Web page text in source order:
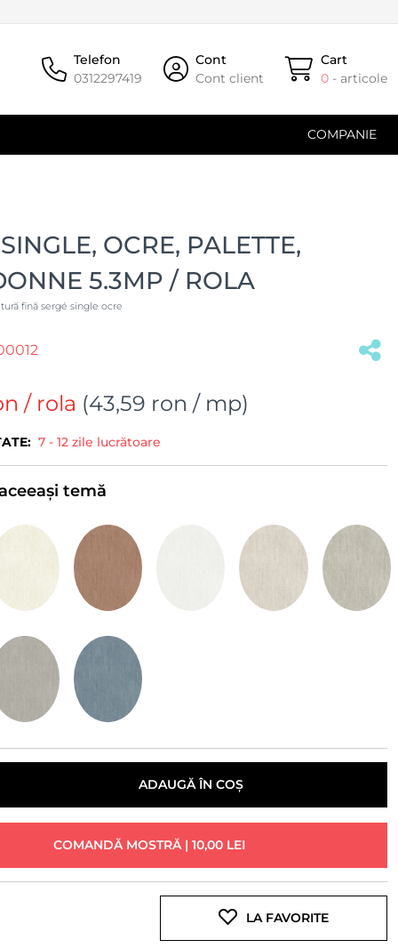
Telefon
0312297419
Cont
Cont client
Cart
0 - articole
COMPANIE
OCRE, PALETTE,
5.3MP / ROLA
fină sergé single ocre
/ rola (43,59 ron / mp)
7 - 12 zile lucrătoare
temă
ADAUGĂ ÎN COȘ
COMANDĂ MOSTRĂ | 10,00 LEI
LA FAVORITE